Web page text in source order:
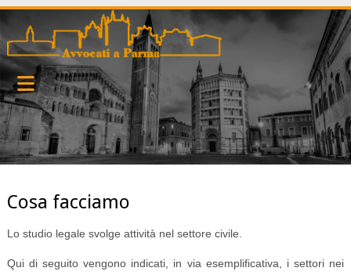
Cosa facciamo
Lo studio legale svolge attività nel settore civile.
Qui di seguito vengono indicati, in via esemplificativa, i settori nei